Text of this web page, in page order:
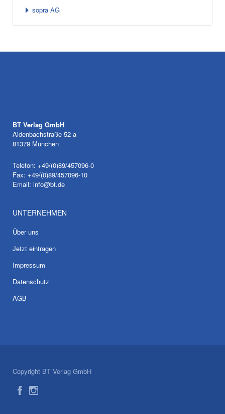
sopra AG
BT Verlag GmbH
Aidenbachstraße 52 a
81379 München
Telefon: +49/(0)89/457096-0
Fax: +49/(0)89/457096-10
Email: info@bt.de
UNTERNEHMEN
Über uns
Jetzt eintragen
Impressum
Datenschutz
AGB
Copyright BT Verlag GmbH